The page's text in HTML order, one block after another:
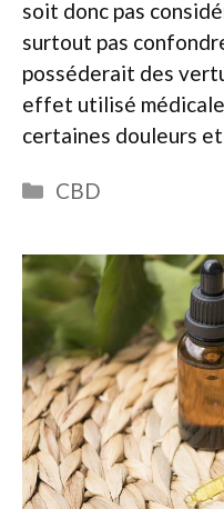
soit donc pas
surtout pas
posséderait des
effet utilisé
certaines douleurs et
Catégories
CBD